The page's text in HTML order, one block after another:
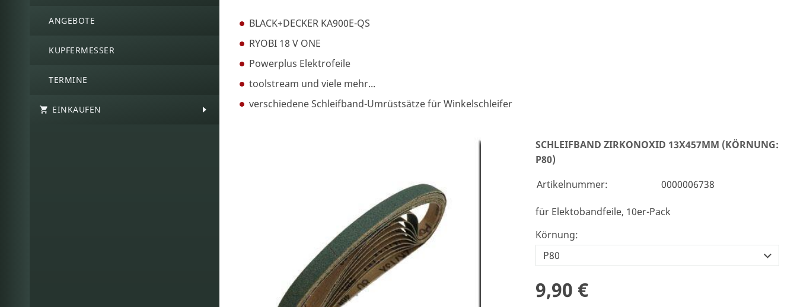
ANGEBOTE
KUPFERMESSER
TERMINE
EINKAUFEN
BLACK+DECKER KA900E-QS
RYOBI 18 V ONE
Powerplus Elektrofeile
toolstream und viele mehr...
verschiedene Schleifband-Umrüstsätze für Winkelschleifer
SCHLEIFBAND ZIRKONOXID 13X457MM (KÖRNUNG:
P80)
Artikelnummer:
0000006738
für Elektobandfeile, 10er-Pack
Körnung:
9,90 €